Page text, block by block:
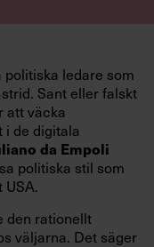
ledare som
Sant eller falskt
att väcka
i de digitala
da Empoli
politiska stil som
den rationellt
väljarna. Det säger